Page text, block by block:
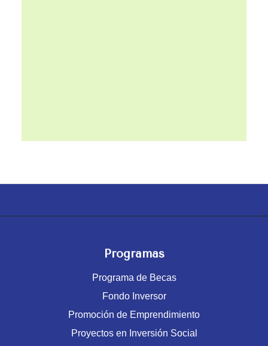
Programas
Programa de Becas
Fondo Inversor
Promoción de Emprendimiento
Proyectos en Inversión Social